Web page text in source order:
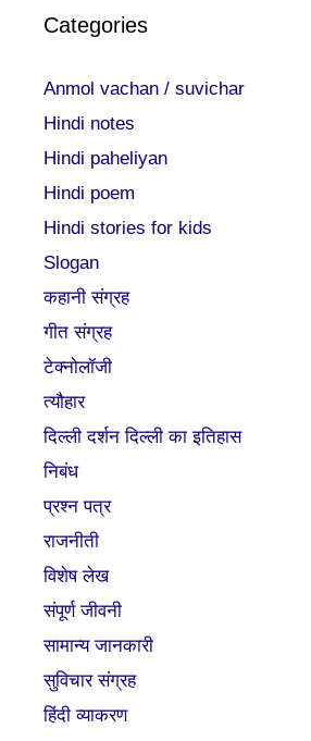
Categories
Anmol vachan / suvichar
Hindi notes
Hindi paheliyan
Hindi poem
Hindi stories for kids
Slogan
कहानी संग्रह
गीत संग्रह
टेक्नोलॉजी
त्यौहार
दिल्ली दर्शन दिल्ली का इतिहास
निबंध
प्रश्न पत्र
राजनीती
विशेष लेख
संपूर्ण जीवनी
सामान्य जानकारी
सुविचार संग्रह
हिंदी व्याकरण